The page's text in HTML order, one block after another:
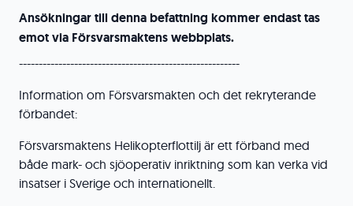
Ansökningar till denna befattning kommer endast tas
emot via Försvarsmaktens webbplats.
--------------------------------------------------------
Information om Försvarsmakten och det rekryterande
förbandet:
Försvarsmaktens Helikopterflottilj är ett förband med
både mark- och sjöoperativ inriktning som kan verka vid
insatser i Sverige och internationellt.